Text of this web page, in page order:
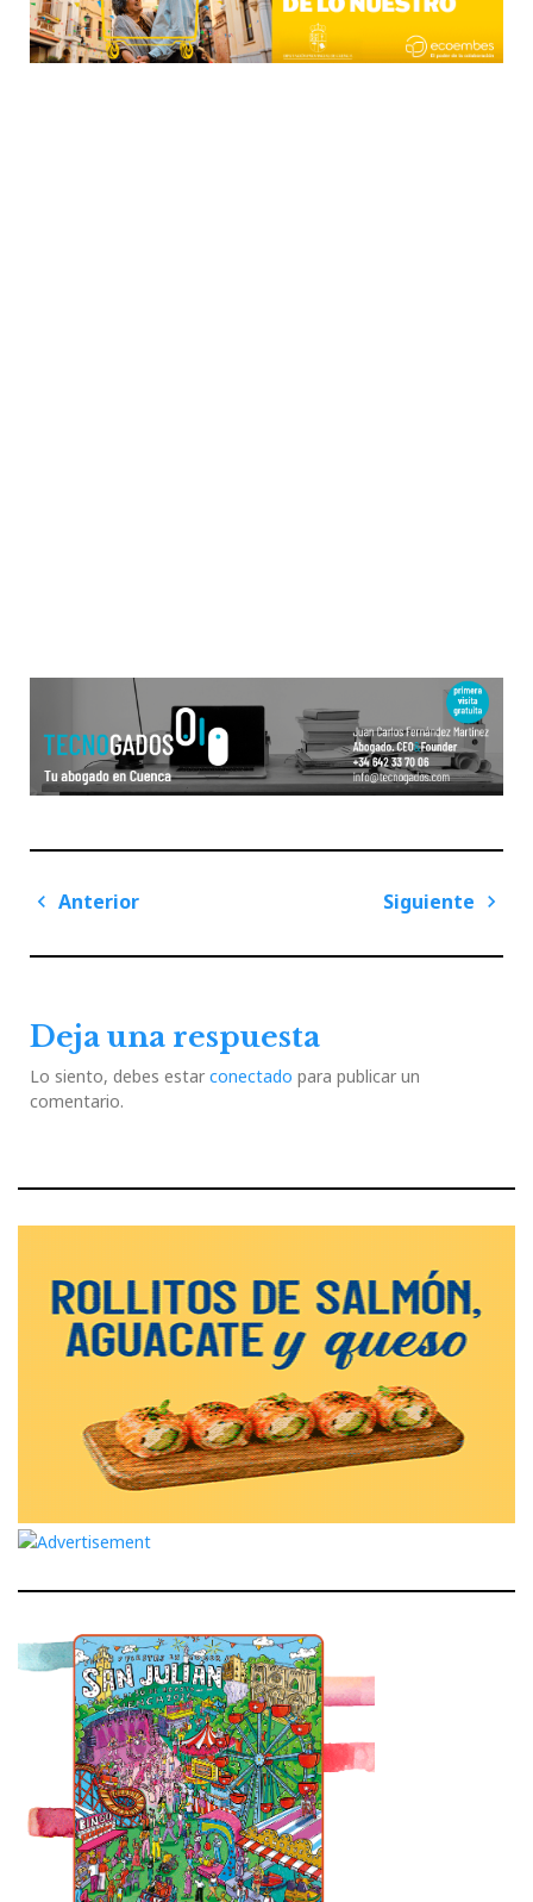
Navegación
entradas
Anterior
Siguiente
Deja una respuesta
Lo siento, debes estar conectado para publicar un
comentario.